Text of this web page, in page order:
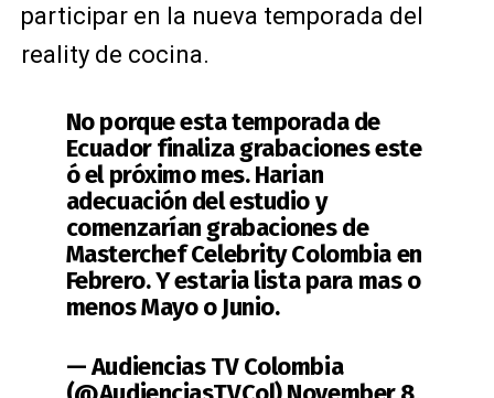
participar en la nueva temporada del
reality de cocina.
No porque esta temporada de
Ecuador finaliza grabaciones este
ó el próximo mes. Harian
adecuación del estudio y
comenzarían grabaciones de
Masterchef Celebrity Colombia en
Febrero. Y estaria lista para mas o
menos Mayo o Junio.
— Audiencias TV Colombia